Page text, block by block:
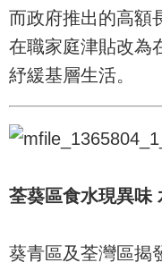
而政府推出的高額
在職家庭津貼改為
紓緩基層生活。
荃葵區食水現異味
葵青區及荃灣區揭